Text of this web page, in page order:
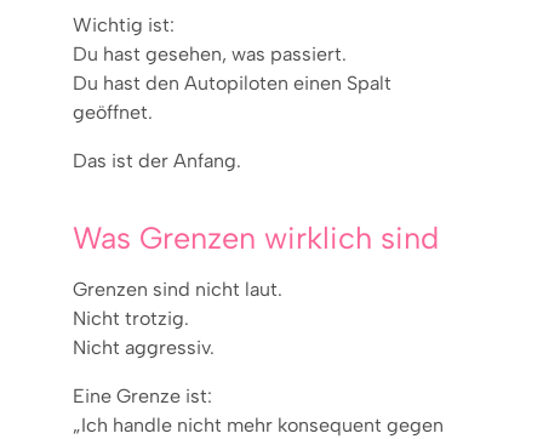
Wichtig ist:
Du hast gesehen, was passiert.
Du hast den Autopiloten einen Spalt
geöffnet.
Das ist der Anfang.
Was Grenzen wirklich sind
Grenzen sind nicht laut.
Nicht trotzig.
Nicht aggressiv.
Eine Grenze ist:
„Ich handle nicht mehr konsequent gegen